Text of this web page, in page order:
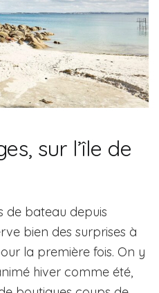
sur l’île de
de bateau depuis
bien des surprises à
la première fois. On y
hiver comme été,